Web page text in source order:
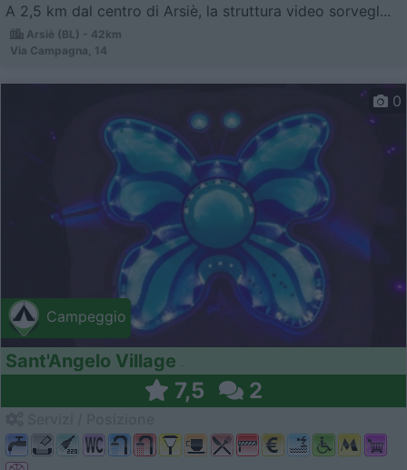
A 2,5 km dal centro di Arsiè, la struttura video sorvegl...
Arsiè (BL) - 42km
Via Campagna, 14
Campeggio
0
Sant'Angelo Village
7,5 2